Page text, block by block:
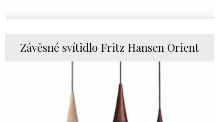
Závěsné svítidlo Fritz Hansen Orient